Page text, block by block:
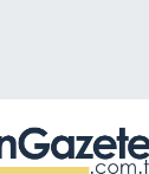
Haritası